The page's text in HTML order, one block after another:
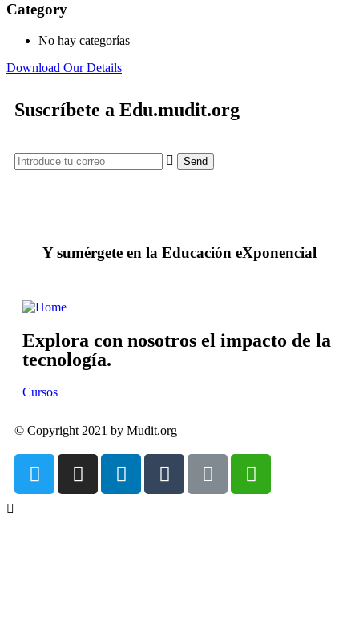
Category
No hay categorías
Download Our Details
Suscríbete a Edu.mudit.org
Y sumérgete en la Educación eXponencial
Explora con nosotros el impacto de la
tecnología.
Cursos
© Copyright 2021 by Mudit.org